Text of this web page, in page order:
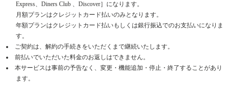
Express、Diners Club 、Discover］になります。
月額プランはクレジットカード払いのみとなります。
年額プランはクレジットカード払いもしくは銀行振込でのお支払いになりま
す。
ご契約は、解約の手続きをいただくまで継続いたします。
前払いでいただいた料金のお返しはできません。
本サービスは事前の予告なく、変更・機能追加・停止・終了することがあり
ます。